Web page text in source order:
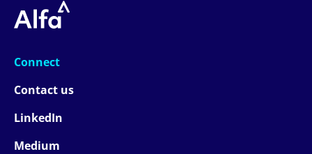
Connect
Contact us
LinkedIn
Medium